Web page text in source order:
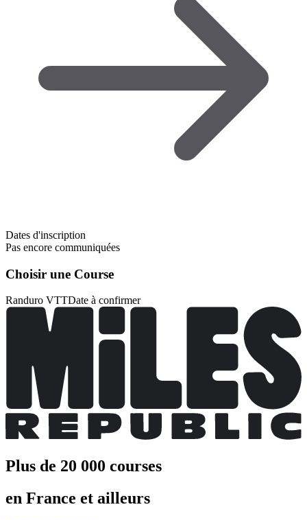
Dates d'inscription
Pas encore communiquées
Choisir une Course
Randuro VTTDate à confirmer
Plus de 20 000 courses
en France et ailleurs